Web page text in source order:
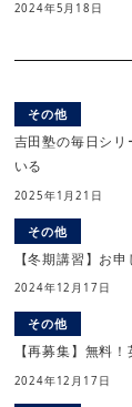
2024年5月18日
その他
吉田塾の毎日シ
いる
2025年1月21日
その他
【冬期講習】お
2024年12月17日
その他
【再募集】無料
2024年12月17日